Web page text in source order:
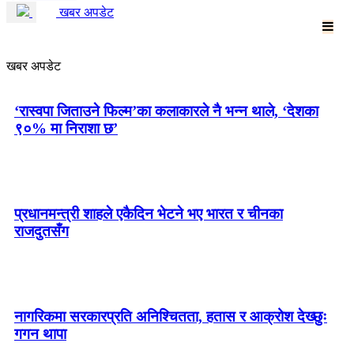
खबर अपडेट
खबर अपडेट
‘रास्वपा जिताउने फिल्म’का कलाकारले नै भन्न थाले, ‘देशका
९०% मा निराशा छ’
प्रधानमन्त्री शाहले एकैदिन भेटने भए भारत र चीनका
राजदुतसँग
नागरिकमा सरकारप्रति अनिश्चितता, हतास र आक्रोश देख्छुः
गगन थापा